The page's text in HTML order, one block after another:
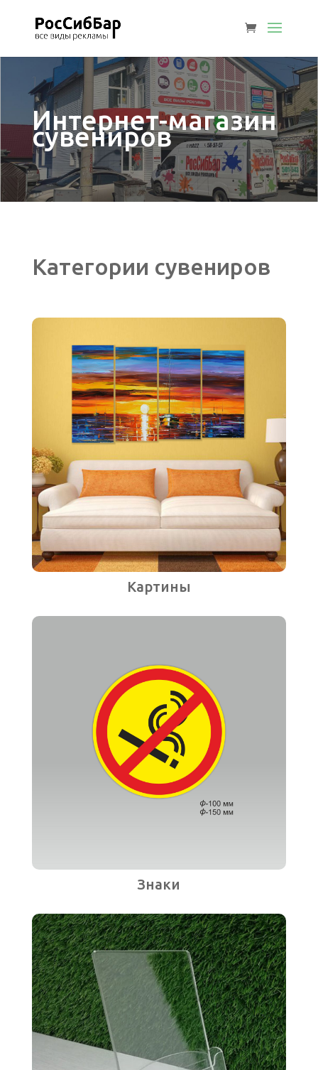
Интернет-магазин
сувениров
Категории сувениров
Картины
Знаки